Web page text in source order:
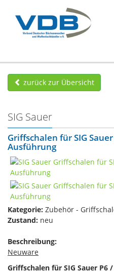
zurück zur Übersicht
SIG Sauer
Griffschalen für SIG
Ausführung
Kategorie: Zubehör -
Zustand: neu
Beschreibung:
Neuware
Griffschalen für SIG Sauer P6 /